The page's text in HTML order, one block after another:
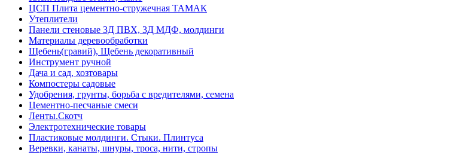
ЦСП Плита цементно-стружечная ТАМАК
Утеплители
Панели стеновые 3Д ПВХ, 3Д МДФ, молдинги
Материалы деревообработки
Щебень(гравий), Щебень декоративный
Инструмент ручной
Дача и сад, хозтовары
Компостеры садовые
Удобрения, грунты, борьба с вредителями, семена
Цементно-песчаные смеси
Ленты.Скотч
Электротехнические товары
Пластиковые молдинги. Стыки. Плинтуса
Веревки, канаты, шнуры, троса, нити, стропы